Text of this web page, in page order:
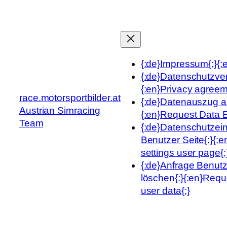
race.motorsportbilder.at
Austrian Simracing
Team
{:en}Privacy
{:de}Datenauszug
{:en}Request Data
Benutzer
settings user
{:de}Anfrage
user data{:}